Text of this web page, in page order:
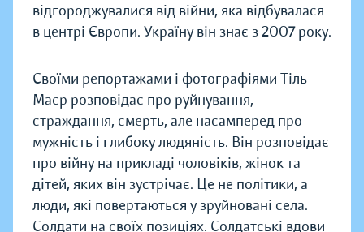
відгороджувалися від війни, яка відбувалася
в центрі Європи. Україну він знає з 2007 року.
Своїми репортажами і фотографіями Тіль
Маєр розповідає про руйнування,
страждання, смерть, але насамперед про
мужність і глибоку людяність. Він розповідає
про війну на прикладі чоловіків, жінок та
дітей, яких він зустрічає. Це не політики, а
люди, які повертаються у зруйновані села.
Солдати на своїх позиціях. Солдатські вдови